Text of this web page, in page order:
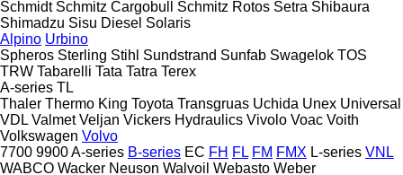
Schmidt Schmitz Cargobull Schmitz Rotos Setra Shibaura
Shimadzu Sisu Diesel Solaris
Alpino Urbino
Spheros Sterling Stihl Sundstrand Sunfab Swagelok TOS
TRW Tabarelli Tata Tatra Terex
A-series TL
Thaler Thermo King Toyota Transgruas Uchida Unex Universal
VDL Valmet Veljan Vickers Hydraulics Vivolo Voac Voith
Volkswagen Volvo
7700 9900A-series B-series EC FH FL FM FMX L-series VNL
WABCO Wacker Neuson Walvoil Webasto Weber